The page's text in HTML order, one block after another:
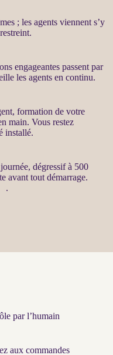
; les agentsviennent s’y
engageantes passent par
les agentsen continu.
, formation de votre
main. Vous restez
installé.
dégressif à 500
avant tout démarrage.
.
par l’humain
aux commandes